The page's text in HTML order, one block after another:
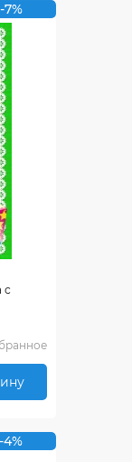
-7%
с
-4%